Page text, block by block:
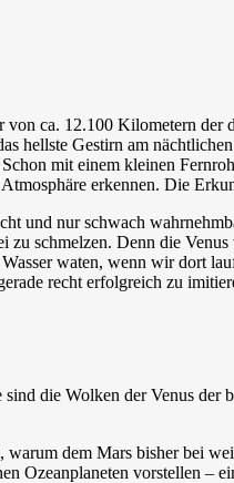
ca. 12.100 Kilometern der
hellste Gestirn am
mit einem kleinen
erkennen. Die
und nur schwach
zu schmelzen. Denn die
waten, wenn wir dort
recht erfolgreich zu
die Wolken der Venus der
dem Mars bisher bei
Ozeanplaneten vorstellen –